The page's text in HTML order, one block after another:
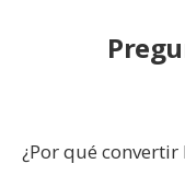
¿Por qué convertir